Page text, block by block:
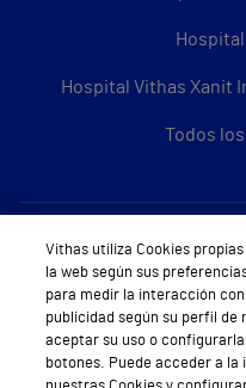
Hospital Vithas Xanit
Todos
Vithas utiliza Cookies
la web según sus
para medir la interacción
publicidad según su perfil de
aceptar su uso o
botones. Puede acceder a